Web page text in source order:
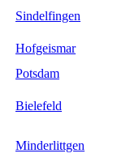
Sindelfingen
Hofgeismar
Potsdam
Bielefeld
Minderlittgen